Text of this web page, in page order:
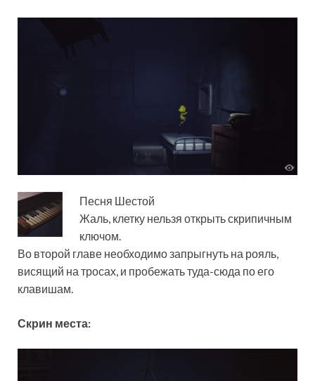
Песня Шестой
Жаль, клетку нельзя открыть скрипичным
ключом.
Во второй главе необходимо запрыгнуть на рояль,
висящий на тросах, и пробежать туда-сюда по его
клавишам.
Скрин места: